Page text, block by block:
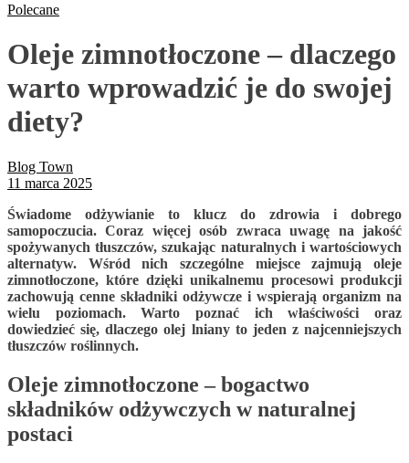
Polecane
Oleje zimnotłoczone – dlaczego
warto wprowadzić je do swojej
diety?
Blog Town
11 marca 2025
Świadome odżywianie to klucz do zdrowia i dobrego
samopoczucia. Coraz więcej osób zwraca uwagę na jakość
spożywanych tłuszczów, szukając naturalnych i wartościowych
alternatyw. Wśród nich szczególne miejsce zajmują oleje
zimnotłoczone, które dzięki unikalnemu procesowi produkcji
zachowują cenne składniki odżywcze i wspierają organizm na
wielu poziomach. Warto poznać ich właściwości oraz
dowiedzieć się, dlaczego olej lniany to jeden z najcenniejszych
tłuszczów roślinnych.
Oleje zimnotłoczone – bogactwo
składników odżywczych w naturalnej
postaci